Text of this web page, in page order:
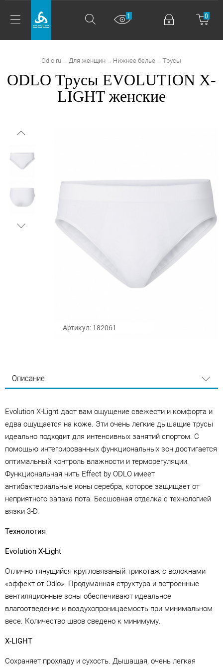
0
1
Odlo.ru → Для женщин → Нижнее белье → Трусы
ODLO Трусы EVOLUTION X-
LIGHT женские
Артикул: 182061
Описание
Evolution X-Light даст вам ощущение свежести и комфорта и
едва ощущается на коже. Эти очень легкие дышащие трусы
идеально подходит для интенсивных занятий спортом. С
помощью интегрированных функциональных зон достигается
оптимальный контроль влажности и терморегуляции.
Функциональная нить Effect by ODLO имеет
антибактериальные ионы серебра, которое защищает от
неприятного запаха пота. Бесшовная отделка с технологией
вязки 3-D.
Технология
Evolution X-Light
Отлично тянущийся кругловязаный трикотаж с волокнами
«эффект от Odlo». Продуманная структура и встроенные
вентиляционные зоны обеспечивают идеальное
влагоотведение и воздухопроницаемость при минимальном
весе. Количество швов сведено к минимуму.
X-LIGHT
Сохраняет прохладу и сухость. Дышащая, очень легкая